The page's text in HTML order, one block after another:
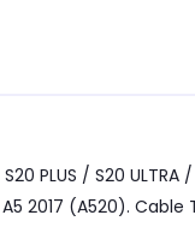
PLUS / S20 ULTRA
2017 (A520).